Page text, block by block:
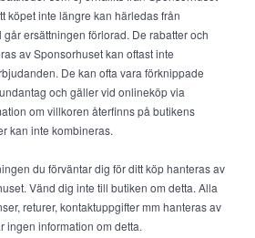
köpet inte längre kan härledas från
ersättningen förlorad. De rabatter och
av Sponsorhuset kan oftast inte
De kan ofta vara förknippade
och gäller vid onlineköp via
om villkoren återfinns på butikens
kan inte kombineras.
du förväntar dig för ditt köp hanteras av
Vänd dig inte till butiken om detta. Alla
returer, kontaktuppgifter mm hanteras av
ingen information om detta.